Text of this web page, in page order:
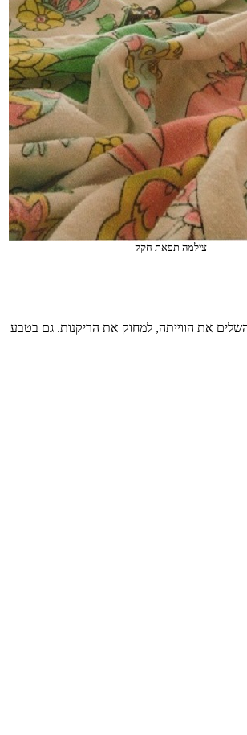
צילמה תפאת חקק
את הווייתה, למחוק את הריקנות. גם בטבע